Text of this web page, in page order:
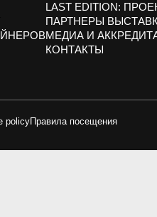
LAST EDITION:
ПАРТНЕРЫ
МЕДИА И
КОНТАКТЫ
policyПравила посещения